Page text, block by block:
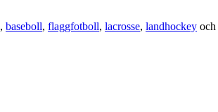
, baseboll, flaggfotboll, lacrosse, landhockey och